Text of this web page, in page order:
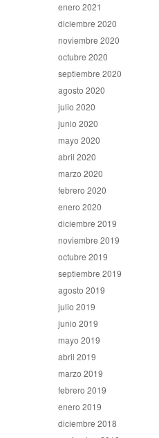
enero 2021
diciembre 2020
noviembre 2020
octubre 2020
septiembre 2020
agosto 2020
julio 2020
junio 2020
mayo 2020
abril 2020
marzo 2020
febrero 2020
enero 2020
diciembre 2019
noviembre 2019
octubre 2019
septiembre 2019
agosto 2019
julio 2019
junio 2019
mayo 2019
abril 2019
marzo 2019
febrero 2019
enero 2019
diciembre 2018